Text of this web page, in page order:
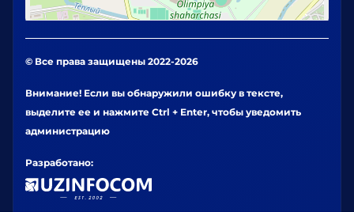
© Все права защищены 2022-2026
Внимание! Если вы обнаружили ошибку в тексте,
выделите ее и нажмите Ctrl + Enter, чтобы уведомить
администрацию
Разработано: